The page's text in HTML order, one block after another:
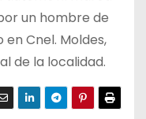
un hombre de
Cnel. Moldes,
de la localidad.